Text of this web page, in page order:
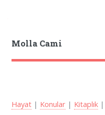
Molla Cami
Hayat | Konular | Kitaplık |